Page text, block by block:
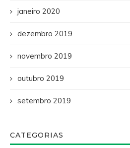
janeiro 2020
dezembro 2019
novembro 2019
outubro 2019
setembro 2019
CATEGORIAS